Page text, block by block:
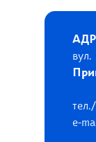
вул.
e-